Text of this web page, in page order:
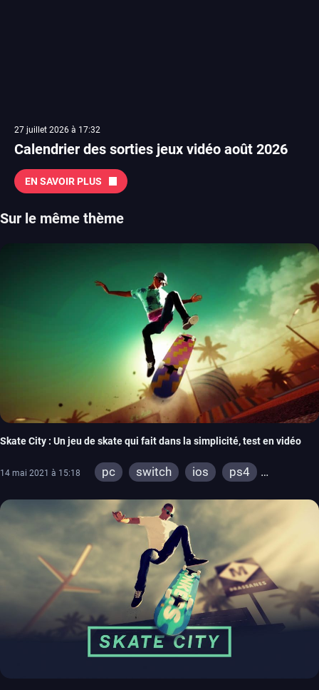
27 juillet 2026 à 17:32
Calendrier des sorties jeux vidéo août 2026
EN SAVOIR PLUS
Sur le même thème
Skate City : Un jeu de skate qui fait dans la simplicité, test en vidéo
14 mai 2021 à 15:18 pc switch ios
ps4